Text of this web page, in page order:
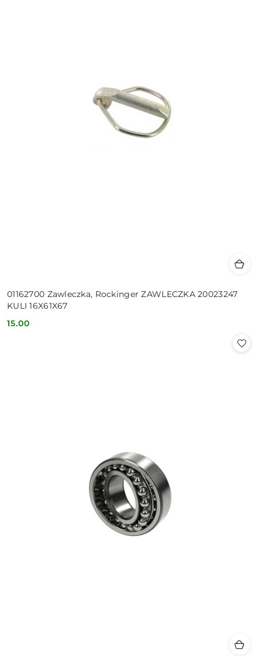
01162700 Zawleczka, Rockinger ZAWLECZKA 20023247
KULI 16X61X67
Cena:
15.00